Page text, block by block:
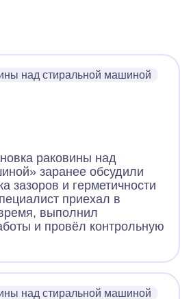
над стиральной машиной
раковины над
заранее обсудили
зазоров и герметичности
приехал в
выполнил
и провёл контрольную
над стиральной машиной